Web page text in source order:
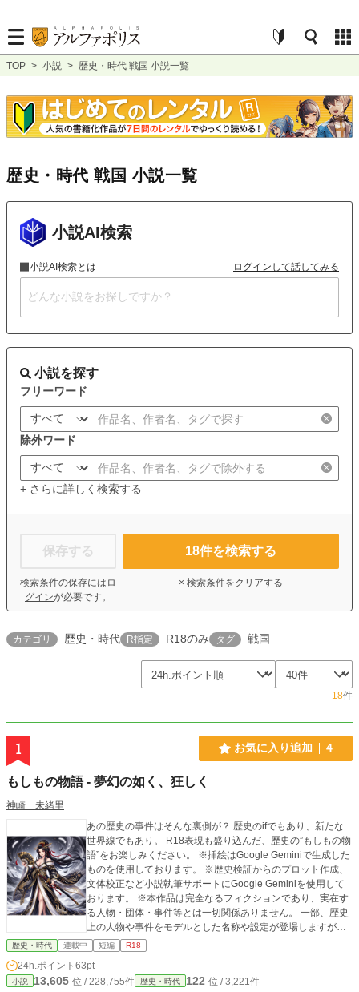
TOP > 小説 > 歴史・時代 戦国 小説一覧
歴史・時代 戦国 小説一覧
小説AI検索
小説AI検索とは ログインして話してみる
小説を探す
フリーワード
除外ワード
+ さらに詳しく検索する
保存する
検索条件の保存には ロ
グインが必要です。
18件を検索する
× 検索条件をクリアする
カテゴリ 歴史・時代 R指定 R18のみ タグ 戦国
18件
1 お気に入り追加 4
もしもの物語 - 夢幻の如く、狂しく
神崎 未緒里
あの歴史の事件はそんな裏側が？ 歴史のifでもあり、新たな
世界線でもあり。 R18表現も盛り込んだ、歴史の”もしもの物
語”をお楽しみください。 ※挿絵はGoogle Geminiで生成した
ものを使用しております。 ※歴史検証からのプロット作成、
文体校正など小説執筆サポートにGoogle Geminiを使用して
おります。 ※本作品は完全なるフィクションであり、実在す
る人物・団体・事件等とは一切関係ありません。 一部、歴史
上の人物や事件をモデルとした名称や設定が登場しますが、
これらは物語を構築するための架空のエンターテイメントと
しての利用にとどまります。作中での彼らの行動、性的な描
写、思想などはすべて著者の創作によるものであり、史実に
基づくものではありません。 本作品は特定の歴史上の人物や
歴史・時代 連載中 短編 R18
24h.ポイント 63pt
小説 13,605 位 / 228,755件 歴史・時代 122 位 / 3,221件